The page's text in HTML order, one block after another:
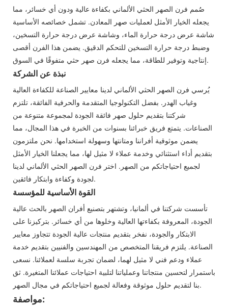
صُمم فرن الصهر الحثي الألماني بكفاءة عالية ودون أي خسائر، مما
يجعله الخيار الأمثل لعمليات صهر المعادن. تشمل خصائصه الأساسية
شاشة عرض درجة حرارة الماء، وشاشة عرض درجة حرارة التسخين،
وضبط درجة حرارة التسخين للتحكم الدقيق. يضمن هذا الفرن أقصى
إنتاجية وتوفير للطاقة، مما يجعله فرن صهر حثي متفوقًا في السوق.
نبذة عن الشركة
يُرسي فرن الصهر الحثي الألماني لدينا معايير الصناعة للكفاءة العالية
وغياب الهدر. بفضل التكنولوجيا المتقدمة والحرفية الفائقة، تلتزم
شركتنا بتقديم حلول صهر فائقة الجودة لمجموعة متنوعة من
الصناعات. يتمتع فريق خبرائنا بسنوات من الخبرة في هذا المجال، مما
يضمن موثوقية أفراننا ومتانتها وسهولة استخدامها. نحن ملتزمون
بتقديم أداء استثنائي وخدمة عملاء لا مثيل لها، مما يجعلنا الخيار الأمثل
لجميع احتياجاتكم من الصهر. اختر فرن الصهر الحثي الألماني لدينا
لجودة وكفاءة وابتكار فائقين.
القوة الأساسية للمؤسسة
تأسست شركتنا في ألمانيا، وتشتهر بتصنيع أفران الصهر بالحث عالية
الجودة، المعروفة بكفاءتها العالية وخلوها من أي خسائر. بتركيزنا على
الابتكار والجودة، نفخر بتقديم منتجات عالية الجودة تتجاوز معايير
الصناعة. يلتزم فريقنا المتخصص من المهندسين والفنيين بتقديم خدمة
عملاء ودعم فني لا مثيل لهما، لضمان تجربة سلسة لعملائنا. نسعى
باستمرار لتحسين منتجاتنا وعملياتنا لتلبية احتياجات عملائنا المتغيرة. ثق
بنا لتقديم حلول موثوقة وفعالة لجميع احتياجاتكم في مجال الصهر.
مواصفة: